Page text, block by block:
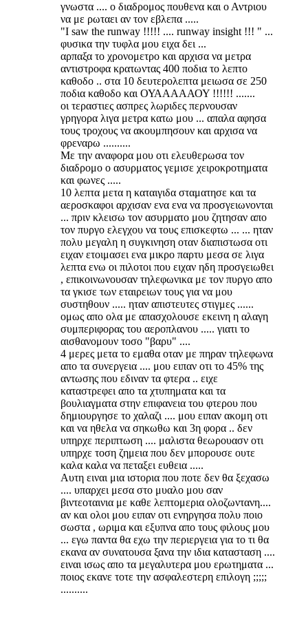
γνωστα .... ο διαδρομος πουθενα και ο Αντριου
να με ρωταει αν τον εβλεπα .....
"I saw the runway !!!!! .... runway insight !!! " ...
φυσικα την τυφλα μου ειχα δει ...
αρπαξα το χρονομετρο και αρχισα να μετρα
αντιστροφα κρατωντας 400 ποδια το λεπτο
καθοδο .. στα 10 δευτερολεπτα μειωσα σε 250
ποδια καθοδο και ΟΥΑΑΑΑΑΟΥ !!!!!! .......
οι τεραστιες ασπρες λωριδες περνουσαν
γρηγορα λιγα μετρα κατω μου ... απαλα αφησα
τους τροχους να ακουμπησουν και αρχισα να
φρεναρω ..........
Με την αναφορα μου οτι ελευθερωσα τον
διαδρομο ο ασυρματος γεμισε χειροκροτηματα
και φωνες .....
10 λεπτα μετα η καταιγιδα σταματησε και τα
αεροσκαφοι αρχισαν ενα ενα να προσγειωνονται
... πριν κλεισω τον ασυρματο μου ζητησαν απο
τον πυργο ελεγχου να τους επισκεφτω ... ... ηταν
πολυ μεγαλη η συγκινηση οταν διαπιστωσα οτι
ειχαν ετοιμασει ενα μικρο παρτυ μεσα σε λιγα
λεπτα ενω οι πιλοτοι που ειχαν ηδη προσγειωθει
, επικοινωνουσαν τηλεφωνικα με τον πυργο απο
τα γκισε των εταιρειων τους για να μου
συστηθουν ..... ηταν απιστευτες στιγμες ......
ομως απο ολα με απασχολουσε εκεινη η αλαγη
συμπεριφορας του αεροπλανου ..... γιατι το
αισθανομουν τοσο "βαρυ" ....
4 μερες μετα το εμαθα οταν με πηραν τηλεφωνα
απο τα συνεργεια .... μου ειπαν οτι το 45% της
αντωσης που εδιναν τα φτερα .. ειχε
καταστρεφει απο τα χτυπηματα και τα
βουλιαγματα στην επιφανεια του φτερου που
δημιουργησε το χαλαζι .... μου ειπαν ακομη οτι
και να ηθελα να σηκωθω και 3η φορα .. δεν
υπηρχε περιπτωση .... μαλιστα θεωρουασν οτι
υπηρχε τοση ζημεια που δεν μπορουσε ουτε
καλα καλα να πεταξει ευθεια .....
Αυτη ειναι μια ιστορια που ποτε δεν θα ξεχασω
.... υπαρχει μεσα στο μυαλο μου σαν
βιντεοταινια με καθε λεπτομερια ολοζωντανη....
αν και ολοι μου ειπαν οτι ενηργησα πολυ ποιο
σωστα , ωριμα και εξυπνα απο τους φιλους μου
... εγω παντα θα εχω την περιεργεια για το τι θα
εκανα αν συνατουσα ξανα την ιδια κατασταση ....
ειναι ισως απο τα μεγαλυτερα μου ερωτηματα ...
ποιος εκανε τοτε την ασφαλεστερη επιλογη ;;;;;
..........